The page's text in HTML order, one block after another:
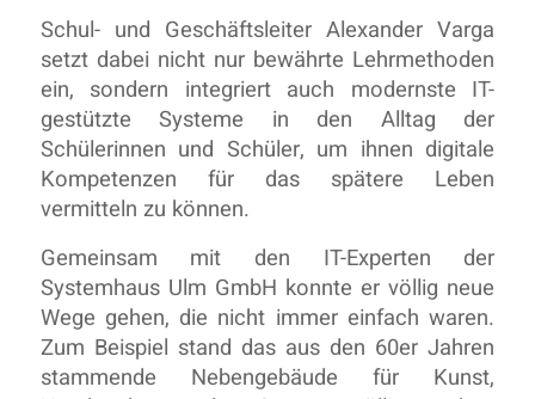
Schul- und Geschäftsleiter Alexander Varga
setzt dabei nicht nur bewährte Lehrmethoden
ein, sondern integriert auch modernste IT-
gestützte Systeme in den Alltag der
Schülerinnen und Schüler, um ihnen digitale
Kompetenzen für das spätere Leben
vermitteln zu können.
Gemeinsam mit den IT-Experten der
Systemhaus Ulm GmbH konnte er völlig neue
Wege gehen, die nicht immer einfach waren.
Zum Beispiel stand das aus den 60er Jahren
stammende Nebengebäude für Kunst,